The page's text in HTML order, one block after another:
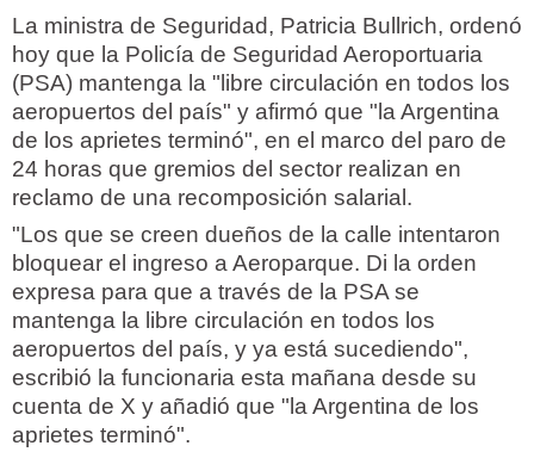
La ministra de Seguridad, Patricia Bullrich, ordenó
hoy que la Policía de Seguridad Aeroportuaria
(PSA) mantenga la "libre circulación en todos los
aeropuertos del país" y afirmó que "la Argentina
de los aprietes terminó", en el marco del paro de
24 horas que gremios del sector realizan en
reclamo de una recomposición salarial.
"Los que se creen dueños de la calle intentaron
bloquear el ingreso a Aeroparque. Di la orden
expresa para que a través de la PSA se
mantenga la libre circulación en todos los
aeropuertos del país, y ya está sucediendo",
escribió la funcionaria esta mañana desde su
cuenta de X y añadió que "la Argentina de los
aprietes terminó".